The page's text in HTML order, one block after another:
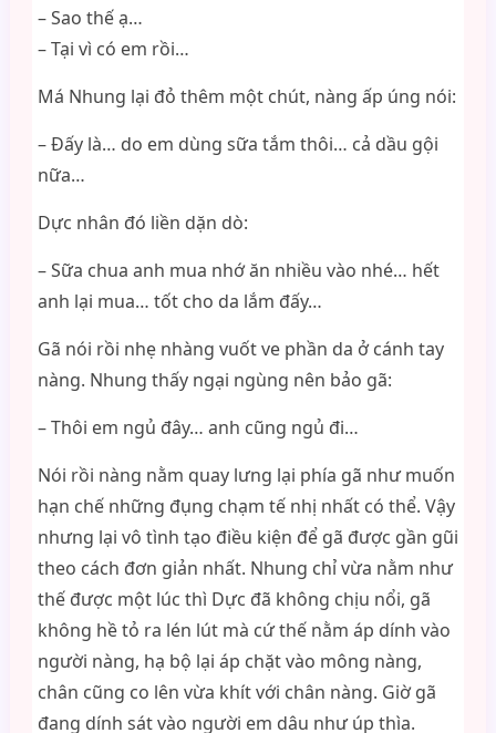
– Sao thế ạ…
– Tại vì có em rồi…
Má Nhung lại đỏ thêm một chút, nàng ấp úng nói:
– Đấy là… do em dùng sữa tắm thôi… cả dầu gội
nữa…
Dực nhân đó liền dặn dò:
– Sữa chua anh mua nhớ ăn nhiều vào nhé… hết
anh lại mua… tốt cho da lắm đấy…
Gã nói rồi nhẹ nhàng vuốt ve phần da ở cánh tay
nàng. Nhung thấy ngại ngùng nên bảo gã:
– Thôi em ngủ đây… anh cũng ngủ đi…
Nói rồi nàng nằm quay lưng lại phía gã như muốn
hạn chế những đụng chạm tế nhị nhất có thể. Vậy
nhưng lại vô tình tạo điều kiện để gã được gần gũi
theo cách đơn giản nhất. Nhung chỉ vừa nằm như
thế được một lúc thì Dực đã không chịu nổi, gã
không hề tỏ ra lén lút mà cứ thế nằm áp dính vào
người nàng, hạ bộ lại áp chặt vào mông nàng,
chân cũng co lên vừa khít với chân nàng. Giờ gã
đang dính sát vào người em dâu như úp thìa.